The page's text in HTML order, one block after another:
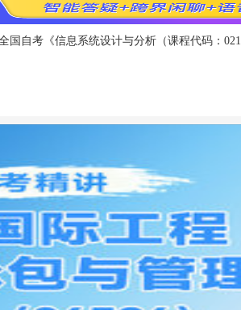
国自考《信息系统设计与分析（课程代码：